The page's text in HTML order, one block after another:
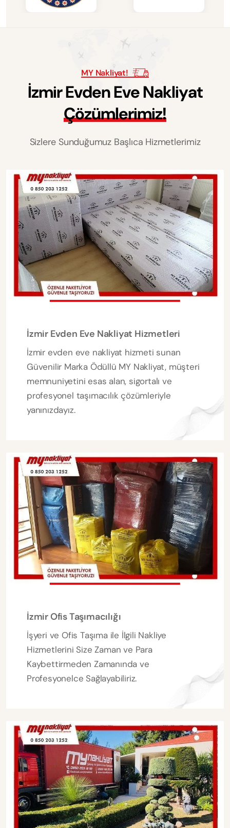
MY Nakliyat!
İzmirEvdenEveNakliyat
Çözümlerimiz!
Sizlere Sunduğumuz Başlıca Hizmetlerimiz
İzmir Evden Eve Nakliyat Hizmetleri
İzmir evden eve nakliyat hizmeti sunan
Güvenilir Marka Ödüllü MY Nakliyat, müşteri
memnuniyetini esas alan, sigortalı ve
profesyonel taşımacılık çözümleriyle
yanınızdayız.
İzmir Ofis Taşımacılığı
İşyeri ve Ofis Taşıma ile İlgili Nakliye
Hizmetlerini Size Zaman ve Para
Kaybettirmeden Zamanında ve
Profesyonelce Sağlayabiliriz.